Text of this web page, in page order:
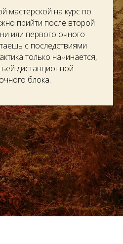
мастерской на курс по
прийти после второй
или первого очного
с последствиями
только начинается,
дистанционной
блока.